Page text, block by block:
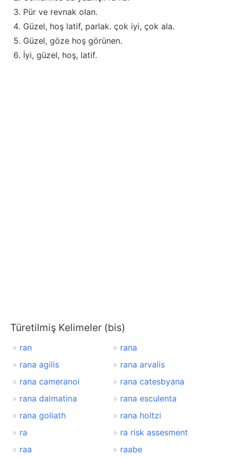
Pür ve revnak olan.
Güzel, hoş latif, parlak. çok iyi, çok ala.
Güzel, göze hoş görünen.
İyi, güzel, hoş, latif.
Türetilmiş Kelimeler (bis)
ran
rana
rana agilis
rana arvalis
rana cameranoi
rana catesbyana
rana dalmatina
rana esculenta
rana goliath
rana holtzi
ra
ra risk assesment
raa
raabe